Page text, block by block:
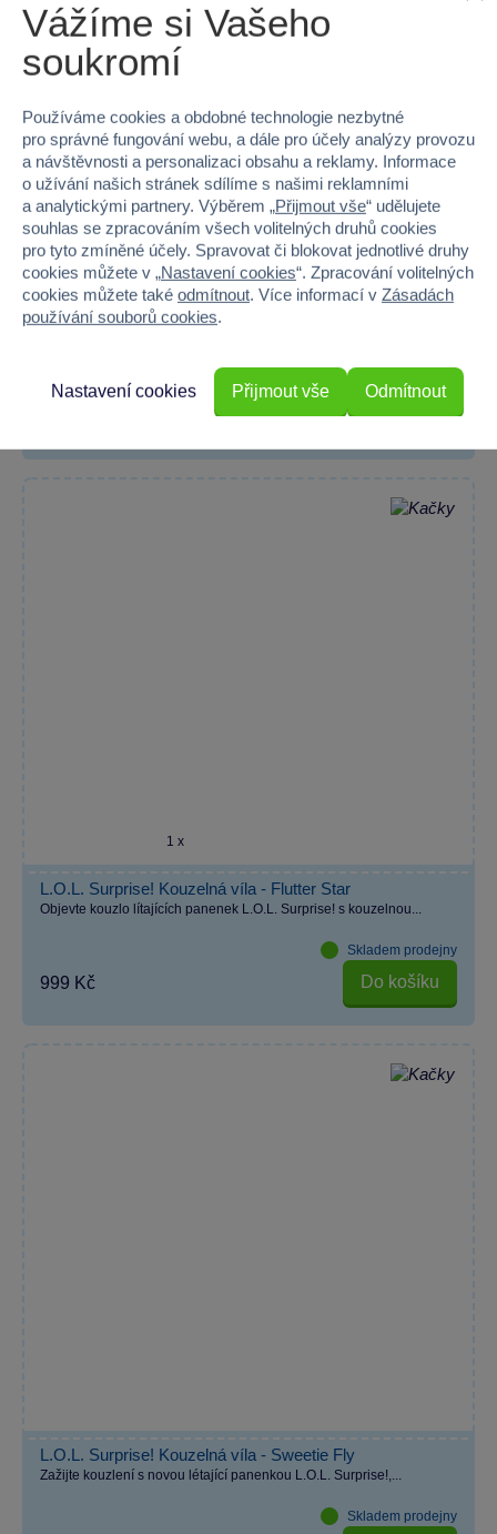
L.O.L. Surprise! OMG Velká ségra sportovkyně, série 3 -
Court Cutie
Skladem prodejny
Do košíku
1 x
L.O.L. Surprise! Kouzelná víla - Flutter Star
Objevte kouzlo lítajících panenek L.O.L. Surprise! s kouzelnou...
Skladem prodejny
999 Kč Do košíku
L.O.L. Surprise! Kouzelná víla - Sweetie Fly
Zažijte kouzlení s novou létající panenkou L.O.L. Surprise!,...
Skladem prodejny
Vážíme si Vašeho
soukromí
Používáme cookies a obdobné technologie nezbytné
pro správné fungování webu, a dále pro účely analýzy provozu
a návštěvnosti a personalizaci obsahu a reklamy. Informace
o užívání našich stránek sdílíme s našimi reklamními
a analytickými partnery. Výběrem „Přijmout vše“ udělujete
souhlas se zpracováním všech volitelných druhů cookies
pro tyto zmíněné účely. Spravovat či blokovat jednotlivé druhy
cookies můžete v „Nastavení cookies“. Zpracování volitelných
cookies můžete také odmítnout. Více informací v Zásadách
používání souborů cookies.
Odmítnout
Nastavení cookies Přijmout vše